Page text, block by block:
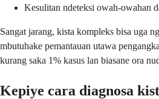
Kesulitan ndeteksi owah-owahan
Sangat jarang, kista kompleks bisa uga
mbutuhake pemantauan utawa
kurang saka 1% kasus lan biasane ora
Kepiye cara diagnosa